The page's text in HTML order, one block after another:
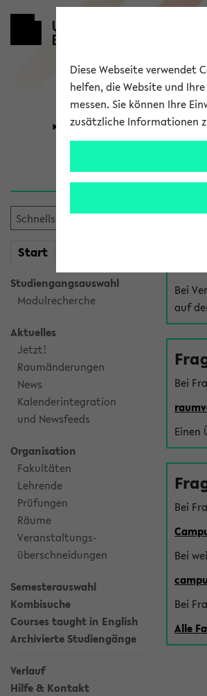
Universität
Start
Studiengangsauswahl
Modulrecherche
Aktuelles
Jetzt!
Raumänderungen
News
Kalenderintegration
und Newsfeeds
Organisation
Fakultäten
Lehrende
Prüfungen
Räume
Veranstaltungs-
überschneidungen
Semesterauswahl
Kombisuche
Courses taught in English
Archivierte Studiengänge
Verlauf
Hilfe & Kontakt
Bei
auf
Bei
Einen
Bei
Bei
Bei
Alle
Diese Webseite verwendet
helfen, die Website und
messen. Sie können Ihre
zusätzliche Informationen